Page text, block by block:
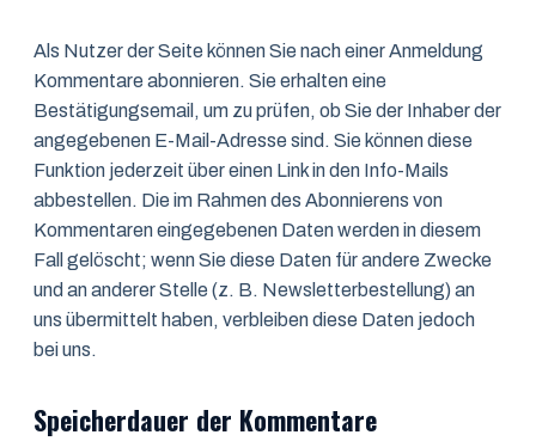
Als Nutzer der Seite können Sie nach einer Anmeldung
Kommentare abonnieren. Sie erhalten eine
Bestätigungsemail, um zu prüfen, ob Sie der Inhaber der
angegebenen E-Mail-Adresse sind. Sie können diese
Funktion jederzeit über einen Link in den Info-Mails
abbestellen. Die im Rahmen des Abonnierens von
Kommentaren eingegebenen Daten werden in diesem
Fall gelöscht; wenn Sie diese Daten für andere Zwecke
und an anderer Stelle (z. B. Newsletterbestellung) an
uns übermittelt haben, verbleiben diese Daten jedoch
bei uns.
Speicherdauer der Kommentare